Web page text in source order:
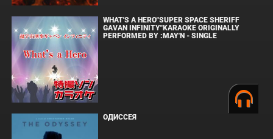
WHAT'S A HERO"SUPER SPACE SHERIFF
GAVAN INFINITY"KARAOKE ORIGINALLY
PERFORMED BY :MAY'N - SINGLE
ОДИССЕЯ